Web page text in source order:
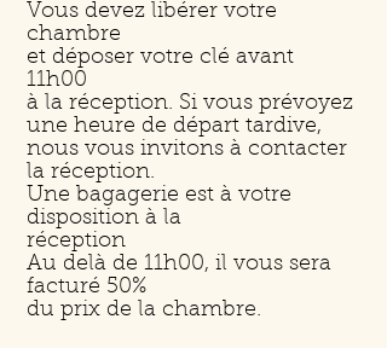
Vous devez libérer votre
chambre
et déposer votre clé avant
11h00
à la réception. Si vous prévoyez
une heure de départ tardive,
nous vous invitons à contacter
la réception.
Une bagagerie est à votre
disposition à la
réception
Au delà de 11h00, il vous sera
facturé 50%
du prix de la chambre.